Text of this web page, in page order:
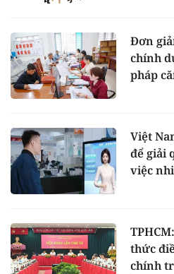
Đơn
chính
pháp
Việt
để giải
việc
thức
chính